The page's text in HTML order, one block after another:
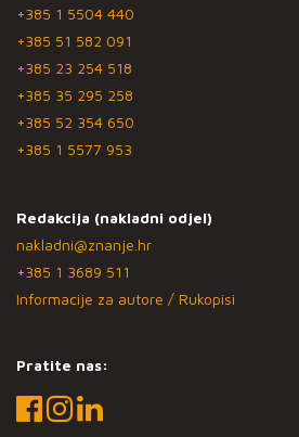
+385 1 5504 440
+385 51 582 091
+385 23 254 518
+385 35 295 258
+385 52 354 650
+385 1 5577 953
Redakcija (nakladni odjel)
nakladni@znanje.hr
+385 1 3689 511
Informacije za autore / Rukopisi
Pratite nas: